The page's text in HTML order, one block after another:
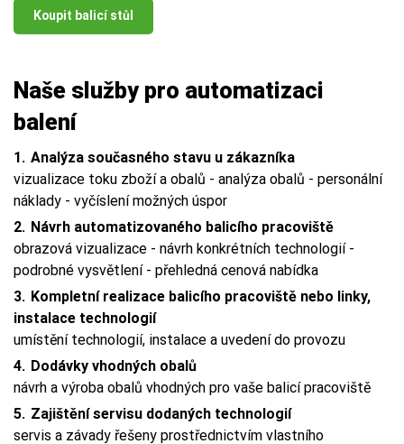
Koupit balicí stůl
Naše služby pro automatizaci
balení
Analýza současného stavu u zákazníka
vizualizace toku zboží a obalů - analýza obalů - personální
náklady - vyčíslení možných úspor
Návrh automatizovaného balicího pracoviště
obrazová vizualizace - návrh konkrétních technologií -
podrobné vysvětlení - přehledná cenová nabídka
Kompletní realizace balicího pracoviště nebo linky,
instalace technologií
umístění technologií, instalace a uvedení do provozu
Dodávky vhodných obalů
návrh a výroba obalů vhodných pro vaše balicí pracoviště
Zajištění servisu dodaných technologií
servis a závady řešeny prostřednictvím vlastního